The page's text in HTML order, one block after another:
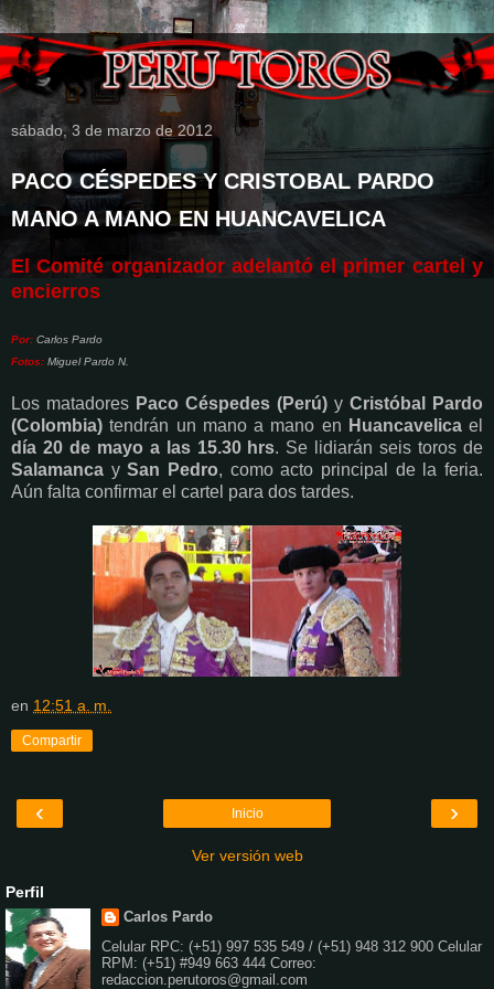
sábado, 3 de marzo de 2012
PACO CÉSPEDES Y CRISTOBAL PARDO
MANO A MANO EN HUANCAVELICA
El Comité organizador adelantó el primer cartel y
encierros
Por: Carlos Pardo
Fotos: Miguel Pardo N.
Los matadores Paco Céspedes (Perú) y Cristóbal Pardo
(Colombia) tendrán un mano a mano en Huancavelicael
día 20 de mayo a las 15.30 hrs. Se lidiarán seis toros de
Salamanca ySan Pedro, como acto principal de la feria.
Aún falta confirmar el cartel para dos tardes.
en 12:51 a. m.
Compartir
‹ ›
Inicio
Ver versión web
Perfil
Carlos Pardo
Celular RPC: (+51) 997 535 549 / (+51) 948 312 900 Celular
RPM: (+51) #949 663 444 Correo:
redaccion.perutoros@gmail.com